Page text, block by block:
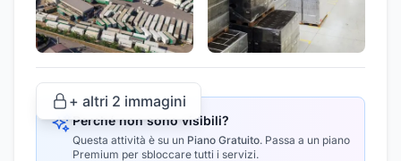
+ altri 2 immagini
Perché non sono visibili?
Questa attività è su un Piano Gratuito. Passa a un piano
Premium per sbloccare tutti i servizi.